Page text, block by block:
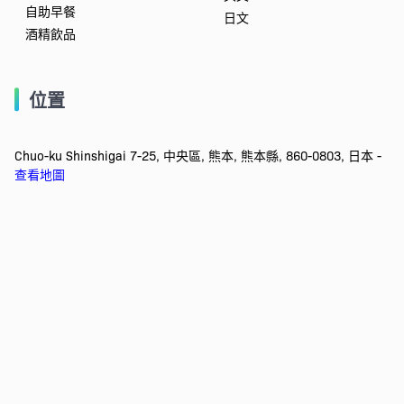
自助早餐
酒精飲品
日文
位置
Chuo-ku Shinshigai 7-25, 中央區, 熊本, 熊本縣, 860-0803, 日本 -
查看地圖